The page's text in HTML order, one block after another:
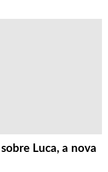
Luca, a nova